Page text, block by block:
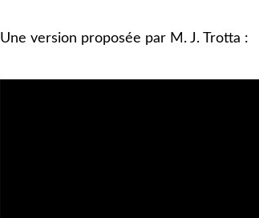
Une version proposée par M. J. Trotta :